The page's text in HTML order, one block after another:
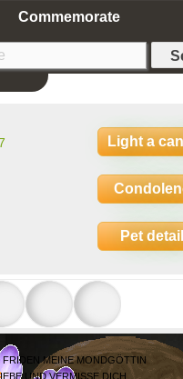
Commemorate
Light a
Pet
FRIDEN MEINE MONDGÖTTIN
UND VERMISSE DICH